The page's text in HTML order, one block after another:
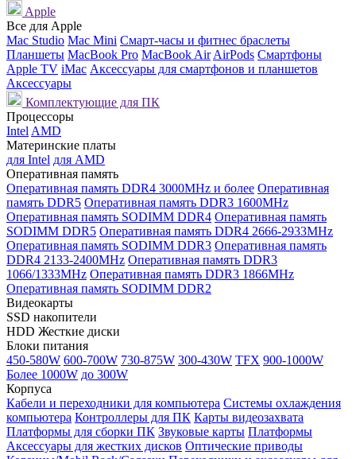
Apple
Все для Apple
Mac Studio Mac Mini Смарт-часы и фитнес браслеты
Планшеты MacBook Pro MacBook Air AirPods Смартфоны
Apple TV iMac Аксессуары для смартфонов и планшетов
Аксессуары
Комплектующие для ПК
Процессоры
Intel AMD
Материнские платы
для Intel для AMD
Оперативная память
Оперативная память DDR4 3000MHz и более Оперативная
память DDR5 Оперативная память DDR3 1600MHz
Оперативная память SODIMM DDR4 Оперативная память
SODIMM DDR5 Оперативная память DDR4 2666-2933MHz
Оперативная память SODIMM DDR3 Оперативная память
DDR4 2133-2400MHz Оперативная память DDR3
1066/1333MHz Оперативная память DDR3 1866MHz
Оперативная память SODIMM DDR2
Видеокарты
SSD накопители
HDD Жесткие диски
Блоки питания
450-580W 600-700W 730-875W 300-430W TFX 900-1000W
Более 1000W до 300W
Корпуса
Кабели и переходники для компьютера Системы охлаждения
компьютера Контроллеры для ПК Карты видеозахвата
Платформы для сборки ПК Звуковые карты Платформы
Аксессуары для жестких дисков Оптические приводы